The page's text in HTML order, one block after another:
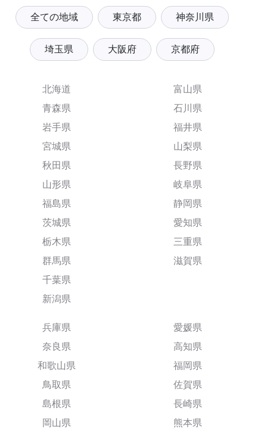
全ての地域 東京都 神奈川県
埼玉県 大阪府 京都府
北海道
青森県
岩手県
宮城県
秋田県
山形県
福島県
茨城県
栃木県
群馬県
千葉県
新潟県
富山県
石川県
福井県
山梨県
長野県
岐阜県
静岡県
愛知県
三重県
滋賀県
兵庫県
奈良県
和歌山県
鳥取県
島根県
岡山県
愛媛県
高知県
福岡県
佐賀県
長崎県
熊本県